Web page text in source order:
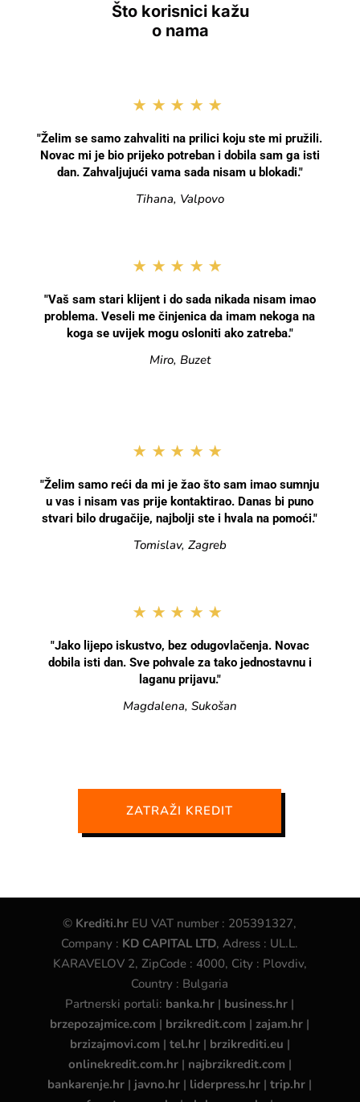
Što korisnici kažu
o nama
★★★★★
"Želim se samo zahvaliti na prilici koju ste mi pružili.
Novac mi je bio prijeko potreban i dobila sam ga isti
dan. Zahvaljujući vama sada nisam u blokadi."
Tihana, Valpovo
★★★★★
"Vaš sam stari klijent i do sada nikada nisam imao
problema. Veseli me činjenica da imam nekoga na
koga se uvijek mogu osloniti ako zatreba."
Miro, Buzet
★★★★★
"Želim samo reći da mi je žao što sam imao sumnju
u vas i nisam vas prije kontaktirao. Danas bi puno
stvari bilo drugačije, najbolji ste i hvala na pomoći."
Tomislav, Zagreb
★★★★★
"Jako lijepo iskustvo, bez odugovlačenja. Novac
dobila isti dan. Sve pohvale za tako jednostavnu i
laganu prijavu."
Magdalena, Sukošan
ZATRAŽI KREDIT
© Krediti.hr EU VAT number : 205391327,
Company : KD CAPITAL LTD, Adress : UL.L.
KARAVELOV 2, ZipCode : 4000, City : Plovdiv,
Country : Bulgaria
Partnerski portali: banka.hr | business.hr |
brzepozajmice.com | brzikredit.com |zajam.hr |
brzizajmovi.com | tel.hr| brzikrediti.eu |
onlinekredit.com.hr| najbrzikredit.com |
bankarenje.hr | javno.hr | liderpress.hr |trip.hr |